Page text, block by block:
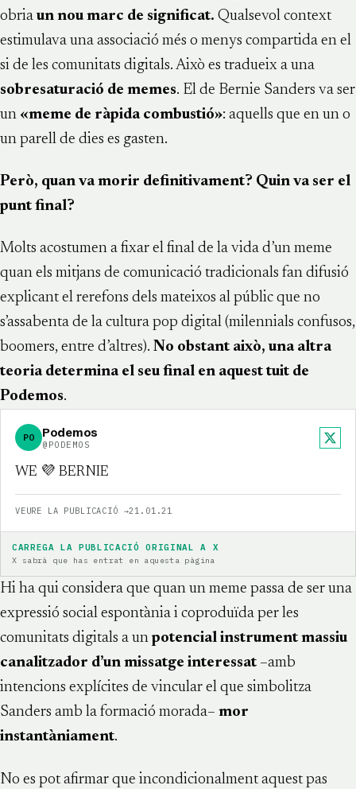
obriaun nou marc de significat. Qualsevol context
estimulava una associació més o menys compartida en el
si de les comunitats digitals. Això es tradueix a una
sobresaturació de memes. El de Bernie Sanders va ser
un «meme de ràpida combustió»: aquells que en un o
un parell de dies es gasten.
Però, quan va morir definitivament? Quin va ser el
punt final?
Molts acostumen a fixar el final de la vida d’un meme
quan els mitjans de comunicació tradicionals fan difusió
explicant el rerefons dels mateixos al públic que no
s’assabenta de la cultura pop digital (milennials confusos,
boomers, entre d’altres). No obstant això, una altra
teoria determina el seu final en aquest tuit de
Podemos.
PO Podemos
@PODEMOS
X
WE 💜 BERNIE
VEURE LA PUBLICACIÓ →21.01.21
CARREGA LA PUBLICACIÓ ORIGINAL A X
X sabrà que has entrat en aquesta pàgina
Hi ha qui considera que quan un meme passa de ser una
expressió social espontània i coproduïda per les
comunitats digitals a unpotencial instrument massiu
canalitzador d’un missatge interessat –amb
intencions explícites de vincular el que simbolitza
Sanders amb la formació morada– mor
instantàniament.
No es pot afirmar que incondicionalment aquest pas